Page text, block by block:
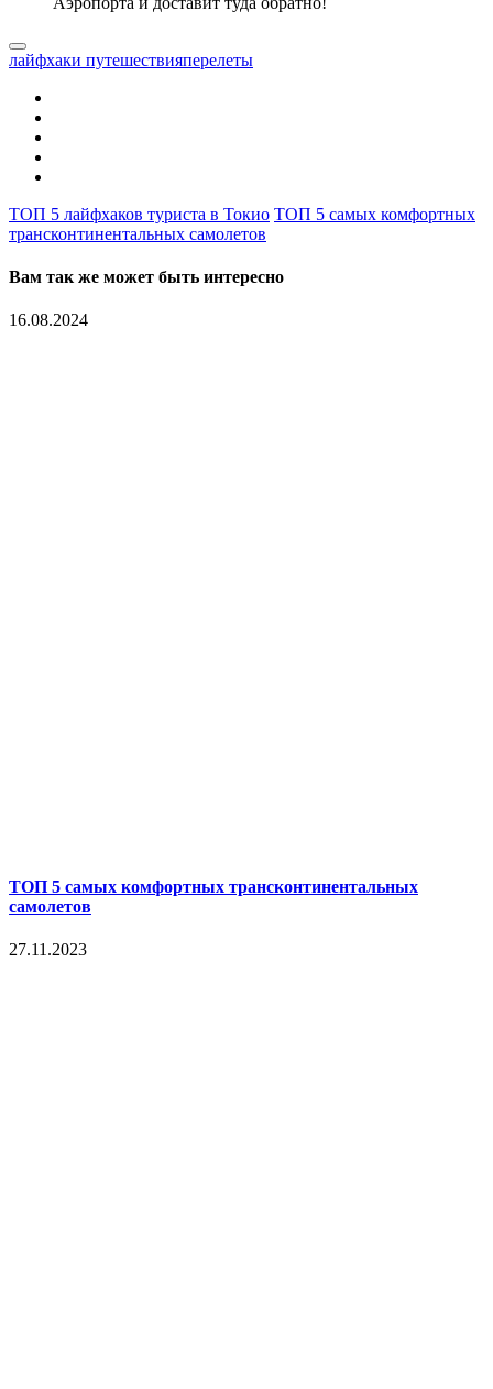
лайфхаки путешествияперелеты
ТОП 5 лайфхаков туриста в Токио ТОП 5 самых комфортных
трансконтинентальных самолетов
Вам так же может быть интересно
16.08.2024
ТОП 5 самых комфортных трансконтинентальных
самолетов
27.11.2023